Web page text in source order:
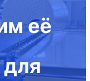
её